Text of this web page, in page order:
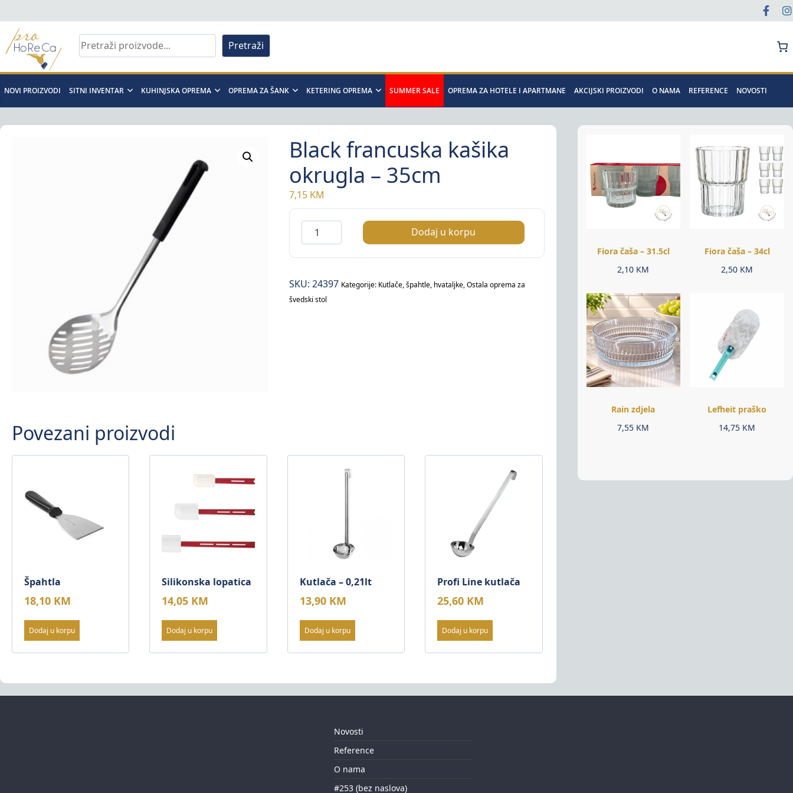
to
content
Pro
Horeca
d.o.o
Pretraži
NOVI PROIZVODI SITNI INVENTAR KUHINJSKA OPREMA OPREMA ZA ŠANK KETERING OPREMA SUMMER SALE OPREMA ZA HOTELE I APARTMANE AKCIJSKI PROIZVODI O NAMA REFERENCE NOVOSTI
Black francuska kašika
okrugla – 35cm
7,15 KM
Black
francuska
kašika
–
35cm
Dodaj u korpu
SKU: 24397 Kategorije: Kutlače, špahtle, hvataljke,Ostala oprema za
švedski stol
Povezani proizvodi
Špahtla
18,10 KM
Dodaj u korpu
Silikonska lopatica
14,05 KM
Dodaj u korpu
Kutlača – 0,21lt
13,90 KM
Dodaj u korpu
Profi Line kutlača
25,60 KM
Dodaj u korpu
Fiora čaša – 31.5cl
2,10 KM
Fiora čaša – 34cl
2,50 KM
Rain zdjela
7,55 KM
Lefheit praško
14,75 KM
Novosti
Reference
O nama
#253 (bez naslova)